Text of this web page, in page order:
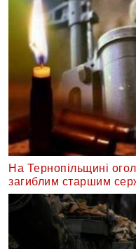
На Тернопільщині
загиблим старшим